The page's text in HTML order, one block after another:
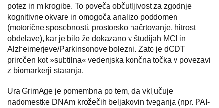
potez in mikrogibe. To poveča občutljivost za zgodnje
kognitivne okvare in omogoča analizo poddomen
(motorične sposobnosti, prostorsko načrtovanje, hitrost
obdelave), kar je bilo že dokazano v študijah MCI in
Alzheimerjeve/Parkinsonove bolezni. Zato je dCDT
priročen kot »subtilna« vedenjska končna točka v povezavi
z biomarkerji staranja.
Ura GrimAge je pomembna po tem, da vključuje
nadomestke DNAm krožečih beljakovin tveganja (npr. PAI-